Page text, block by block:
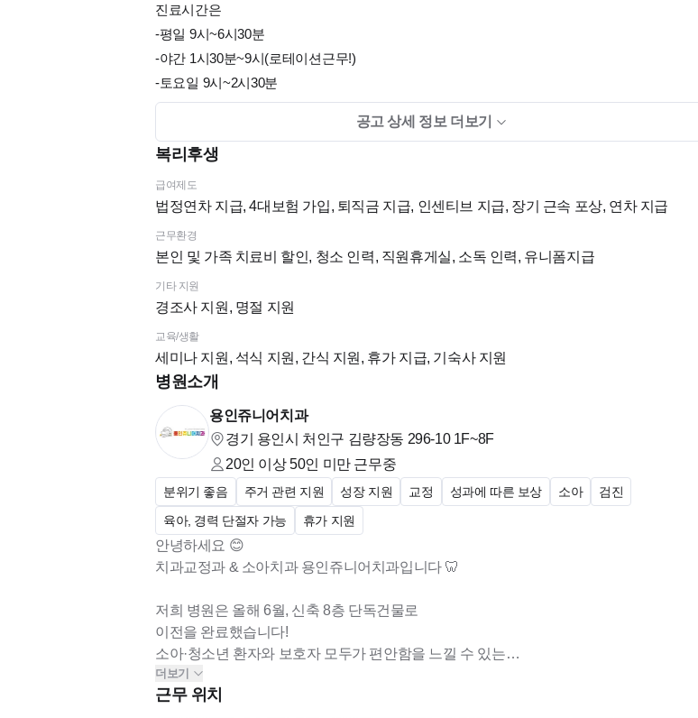
진료시간은
-평일 9시~6시30분
-야간 1시30분~9시(로테이션근무!)
-토요일 9시~2시30분
궁금하신 사항은 010-4993-6705로 연락 주세요^^
#치위생사 #첫취업 #용인쥬니어치과
#투명교정 #분위기좋은치과
공고 상세 정보 더보기
복리후생
급여제도
법정연차 지급, 4대보험 가입, 퇴직금 지급, 인센티브 지급, 장기 근속 포상, 연차 지급
근무환경
본인 및 가족 치료비 할인, 청소 인력, 직원휴게실, 소독 인력, 유니폼지급
기타 지원
경조사 지원, 명절 지원
교육/생활
세미나 지원, 석식 지원, 간식 지원, 휴가 지급, 기숙사 지원
병원소개
용인쥬니어치과
경기 용인시 처인구 김량장동 296-10 1F~8F
20인 이상 50인 미만근무중
분위기 좋음 주거 관련 지원 성장 지원 교정 성과에 따른 보상 소아
검진
육아, 경력 단절자 가능
휴가 지원
안녕하세요 😊
치과교정과 & 소아치과 용인쥬니어치과입니다 🦷
저희 병원은 올해 6월, 신축 8층 단독건물로
이전을 완료했습니다!
소아·청소년 환자와 보호자 모두가 편안함을 느낄 수 있는
쾌적하고 넓은 진료 환경을 갖추게 되었어요 🏥✨
더보기
근무 위치